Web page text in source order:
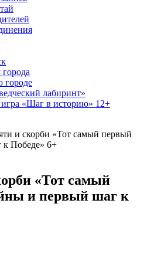
городе
лабиринт»
игра «Шаг в историю» 12+
и скорби «Тот самый первый
Победе» 6+
«Тот самый
и первый шаг к